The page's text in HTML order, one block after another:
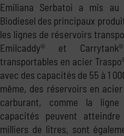
Emiliana Serbatoi a mis
Biodiesel des principaux
les lignes de réservoirs
Emilcaddy® et
transportables en acier
avec des capacités de 55 à 1
même, des réservoirs en
carburant, comme la
capacités peuvent
milliers de litres, sont